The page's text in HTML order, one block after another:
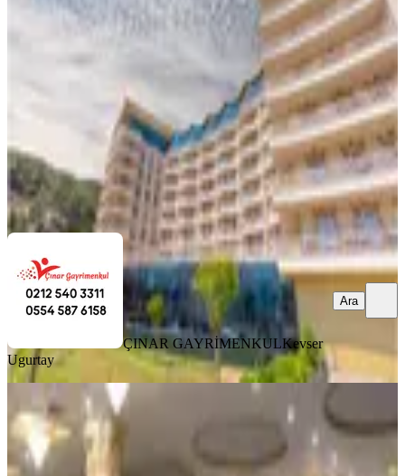
Mudurnu, Karacasumandıra Mahallesi
3. Kat 10.09.2025
215.000 ₺
ÇINAR GAYRİMENKULKevser Ugurtay
Ara
ÇINAR GAYRİMENKULKevser
Ugurtay
Ara
Termal Palas Evlerinde 11-25 Ağustos
Devresi 1+1 Yaz Dönemi
Mudurnu, Karacasumandıra Mahallesi